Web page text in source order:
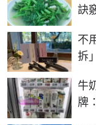
訣
不
拆
牛
牌